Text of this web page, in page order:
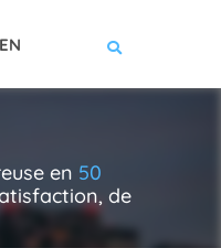
EN
en 50
de